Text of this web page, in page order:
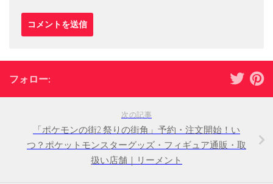
フォロー:
次の記事
「ポケモンの街2 祭りの街角」予約・注文開始！い
つ？ポケットモンスターグッズ・フィギュア通販・取
扱い店舗｜リーメント